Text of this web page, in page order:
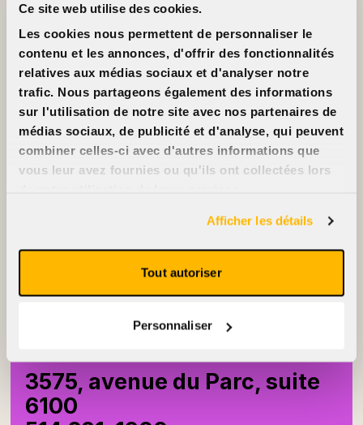
Ce site web utilise des cookies.
Les cookies nous permettent de personnaliser le
contenu et les annonces, d'offrir des fonctionnalités
relatives aux médias sociaux et d'analyser notre
trafic. Nous partageons également des informations
sur l'utilisation de notre site avec nos partenaires de
médias sociaux, de publicité et d'analyse, qui peuvent
combiner celles-ci avec d'autres informations que
vous leur avez fournies ou qu'ils ont collectées lors
Afficher les détails
Tout autoriser
Personnaliser
Infos
Tarifs
Ciné-cartes
Locations
FAQ
Accessibilité
Annoncez sur nos
écrans
Nous soutenir
À propos
Cinéma Cinéma
Partenaires
Emplois
Nous joindre
3575, avenue du Parc, suite
6100